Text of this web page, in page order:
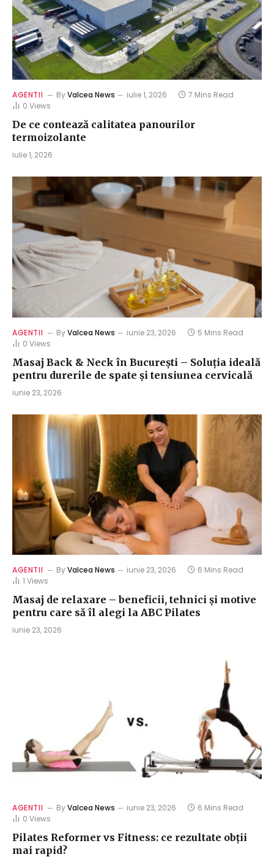
AGENTII ByValcea News iulie 1, 2026
7 Mins Read
0 Views
De ce contează calitatea panourilor
termoizolante
iulie 1, 2026
AGENTII ByValcea News iunie 23, 2026
5 Mins Read
0 Views
Masaj Back & Neck în București – Soluția ideală
pentru durerile de spate și tensiunea cervicală
iunie 23, 2026
AGENTII ByValcea News iunie 23, 2026
6 Mins Read
1 Views
Masaj de relaxare – beneficii, tehnici și motive
pentru care să îl alegi la ABC Pilates
iunie 23, 2026
AGENTII ByValcea News iunie 23, 2026
6 Mins Read
0 Views
Pilates Reformer vs Fitness: ce rezultate obții
mai rapid?